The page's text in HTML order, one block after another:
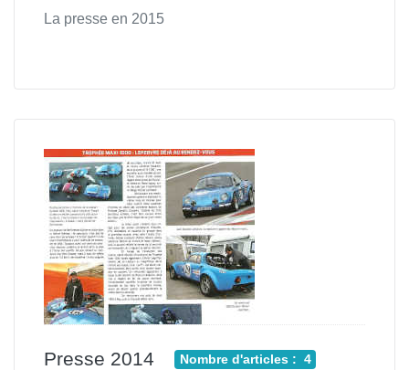
La presse en 2015
Presse 2014 Nombre d'articles : 4